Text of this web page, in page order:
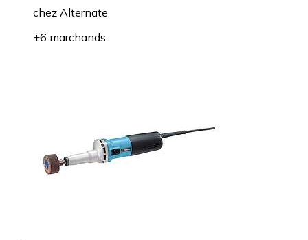
chez Alternate
+6 marchands